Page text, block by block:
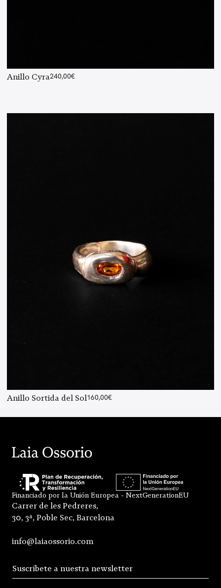
Anillo Cyra240,00€
Anillo Sortida del Sol160,00€
Financiado por la Unión Europea - NextGenerationEU
Carrer de les Pedreres,
30, 3ª, Poble Sec, Barcelona
info@laiaossorio.com